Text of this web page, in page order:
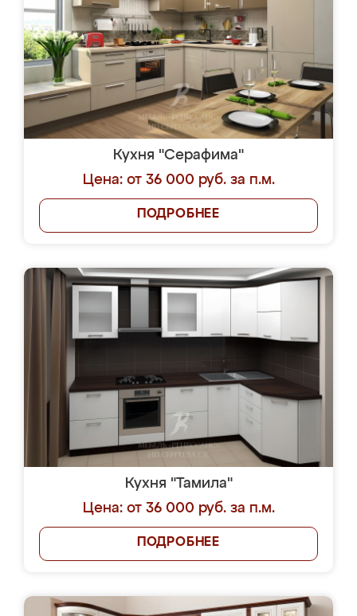
Кухня "Серафима"
Цена: от 36 000 руб. за п.м.
ПОДРОБНЕЕ
Кухня "Тамила"
Цена: от 36 000 руб. за п.м.
ПОДРОБНЕЕ